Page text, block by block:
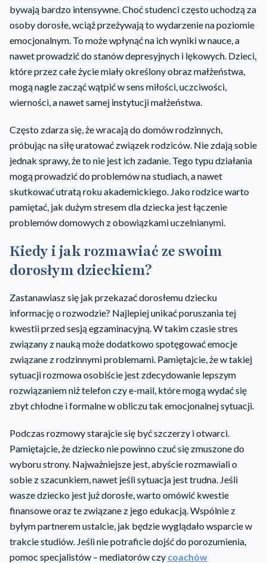
bywają bardzo intensywne. Choć studenci często uchodzą za
osoby dorosłe, wciąż przeżywają to wydarzenie na poziomie
emocjonalnym. To może wpłynąć na ich wyniki w nauce, a
nawet prowadzić do stanów depresyjnych i lękowych. Dzieci,
które przez całe życie miały określony obraz małżeństwa,
mogą nagle zacząć wątpić w sens miłości, uczciwości,
wierności, a nawet samej instytucji małżeństwa.
Często zdarza się, że wracają do domów rodzinnych,
próbując na siłę uratować związek rodziców. Nie zdają sobie
jednak sprawy, że to nie jest ich zadanie. Tego typu działania
mogą prowadzić do problemów na studiach, a nawet
skutkować utratą roku akademickiego. Jako rodzice warto
pamiętać, jak dużym stresem dla dziecka jest łączenie
problemów domowych z obowiązkami uczelnianymi.
Kiedy i jak rozmawiać ze swoim
dorosłym dzieckiem?
Zastanawiasz się jak przekazać dorosłemu dziecku
informację o rozwodzie? Najlepiej unikać poruszania tej
kwestii przed sesją egzaminacyjną. W takim czasie stres
związany z nauką może dodatkowo spotęgować emocje
związane z rodzinnymi problemami. Pamiętajcie, że w takiej
sytuacji rozmowa osobiście jest zdecydowanie lepszym
rozwiązaniem niż telefon czy e-mail, które mogą wydać się
zbyt chłodne i formalne w obliczu tak emocjonalnej sytuacji.
Podczas rozmowy starajcie się być szczerzy i otwarci.
Pamiętajcie, że dziecko nie powinno czuć się zmuszone do
wyboru strony. Najważniejsze jest, abyście rozmawiali o
sobie z szacunkiem, nawet jeśli sytuacja jest trudna. Jeśli
wasze dziecko jest już dorosłe, warto omówić kwestie
finansowe oraz te związane z jego edukacją. Wspólnie z
byłym partnerem ustalcie, jak będzie wyglądało wsparcie w
trakcie studiów. Jeśli nie potraficie dojść do porozumienia,
pomoc specjalistów – mediatorów czy coachów